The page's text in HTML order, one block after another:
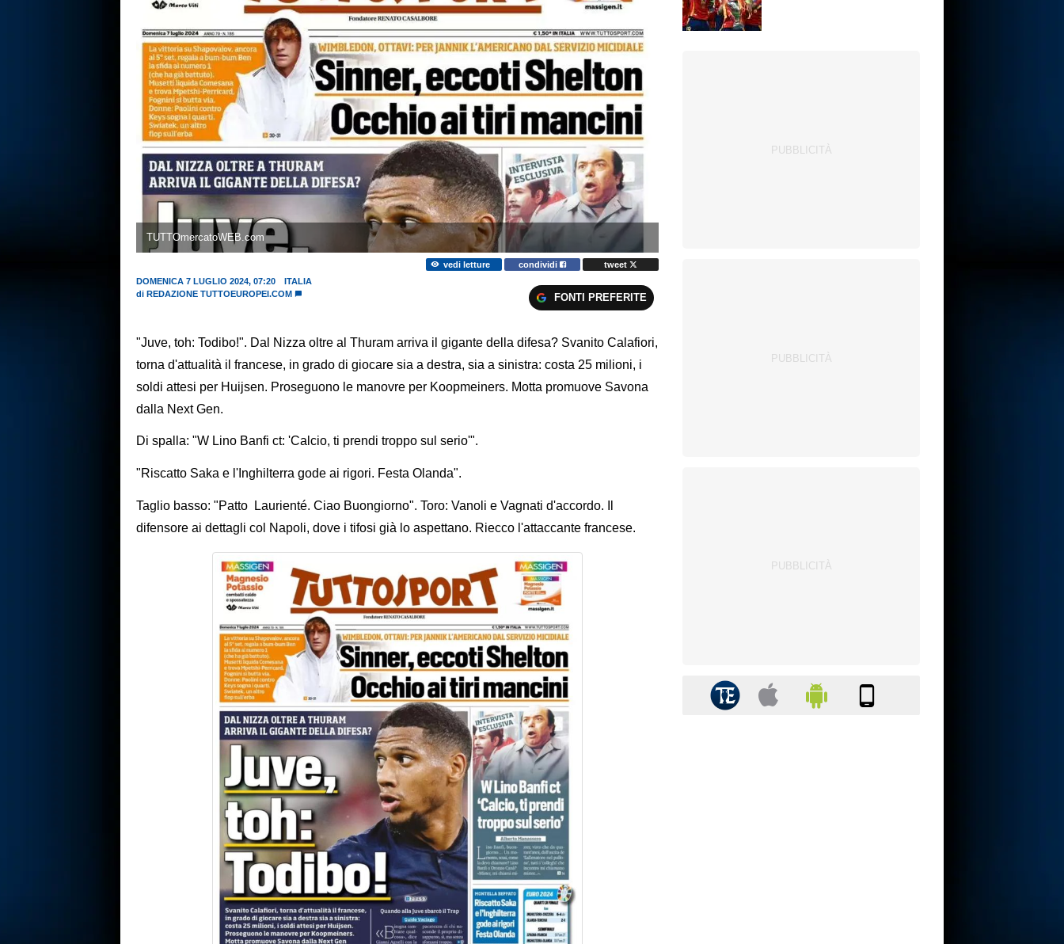
TUTTOmercatoWEB.com
vedi letture condividi
tweet
DOMENICA 7 LUGLIO 2024, 07:20
ITALIA
di REDAZIONE TUTTOEUROPEI.COM FONTI PREFERITE
"Juve, toh: Todibo!". Dal Nizza oltre al Thuram arriva il gigante della difesa? Svanito Calafiori,
torna d'attualità il francese, in grado di giocare sia a destra, sia a sinistra: costa 25 milioni, i
soldi attesi per Huijsen. Proseguono le manovre per Koopmeiners. Motta promuove Savona
dalla Next Gen.
Di spalla: "W Lino Banfi ct: 'Calcio, ti prendi troppo sul serio'".
"Riscatto Saka e l'Inghilterra gode ai rigori. Festa Olanda".
Taglio basso: "Patto Laurienté. Ciao Buongiorno". Toro: Vanoli e Vagnati d'accordo. Il
difensore ai dettagli col Napoli, dove i tifosi già lo aspettano. Riecco l'attaccante francese.